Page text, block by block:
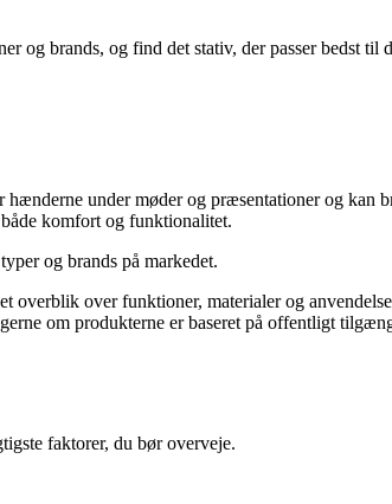
og brands, og find det stativ, der passer bedst til
under møder og præsentationer og kan
komfort og funktionalitet.
og brands på markedet.
overblik over funktioner, materialer og
om produkterne er baseret på offentligt
faktorer, du bør overveje.